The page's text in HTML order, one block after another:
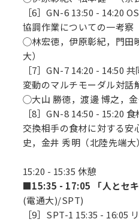
［6］GN-6 13:50 - 14:20
協調作業についての一考察
◯林宏徳，伊原彰紀，門田
大）
［7］GN-7 14:20 - 14:50
変動のマルチモーダル対話
◯大山 勝徳，渡邊 博之，金
［8］GN-8 14:50 - 15:20
交換相手の食材に対する安
史，金井 秀明（北陸先端大）
15:20 - 15:35 休憩
■15:35 - 17:05 「人とセキ
(電通大)/SPT)
［9］SPT-1 15:35 - 16:05